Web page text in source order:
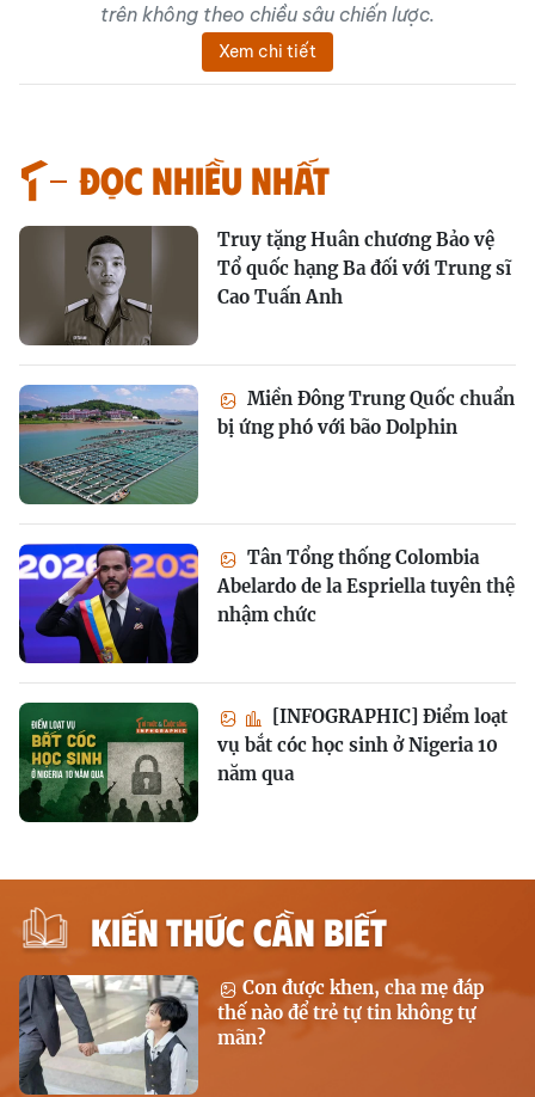
trên không theo chiều sâu chiến lược.
Xem chi tiết
Đọc nhiều nhất
Truy tặng Huân chương Bảo vệ
Tổ quốc hạng Ba đối với Trung sĩ
Cao Tuấn Anh
Miền Đông Trung Quốc chuẩn
bị ứng phó với bão Dolphin
Tân Tổng thống Colombia
Abelardo de la Espriella tuyên thệ
nhậm chức
[INFOGRAPHIC] Điểm loạt
vụ bắt cóc học sinh ở Nigeria 10
năm qua
KIẾN THỨC CẦN BIẾT
Con được khen, cha mẹ đáp
thế nào để trẻ tự tin không tự
mãn?